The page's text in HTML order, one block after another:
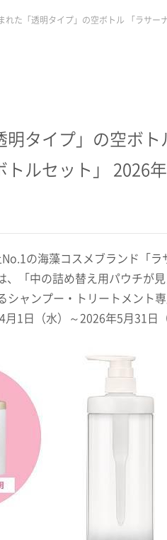
れた「透明タイプ」の空ボトル 「ラサ
タイプ」の空ボト
ルセット」 2026
No.1の海藻コスメブランド「
「中の詰め替え用パウチが
シャンプー・トリートメント
4月1日（水）～2026年5月31日